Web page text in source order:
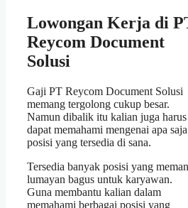
Lowongan Kerja di
Reycom Document
Solusi
Gaji PT Reycom Document Solusi
memang tergolong cukup besar.
Namun dibalik itu kalian juga harus
dapat memahami mengenai apa saja
posisi yang tersedia di sana.
Tersedia banyak posisi yang
lumayan bagus untuk karyawan.
Guna membantu kalian dalam
memahami berbagai posisi yang